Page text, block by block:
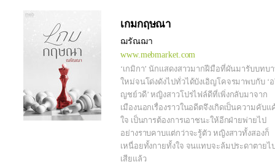
เกมกฤษณา
ฌรัณฌา
www.mebmarket.com
‘เกมิกา’ นักแสดงสาวมากฝีมือที่ผันมารับบทบ
ใหม่จนโด่งดังไปทั่วได้บังเอิญโคจรมาพบกับ ‘
ญชย์วดี’ หญิงสาวโปรไฟล์ดีที่เพิ่งกลับมาจาก
เมืองนอกเรื่องราวในอดีตจึงเกิดเป็นความคับแ
ใจ เป็นการต้องการเอาชนะให้อีกฝ่ายพ่ายไป
อย่างราบคาบแต่กว่าจะรู้ตัว หญิงสาวทั้งสองก็
เหนื่อยทั้งกายทั้งใจ จนแทบจะล้มประดาตายไ
เสียแล้ว